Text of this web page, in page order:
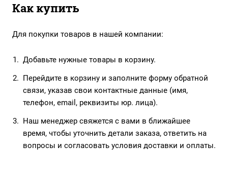
Как купить
Для покупки товаров в нашей компании:
Добавьте нужные товары в корзину.
Перейдите в корзину и заполните форму обратной
связи, указав свои контактные данные (имя,
телефон, email, реквизиты юр. лица).
Наш менеджер свяжется с вами в ближайшее
время, чтобы уточнить детали заказа, ответить на
вопросы и согласовать условия доставки и оплаты.